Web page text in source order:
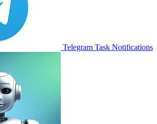
Telegram Task Notifications